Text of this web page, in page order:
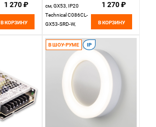
1 270 ₽
В КОРЗИНУ
см, GX53, IP20
Technical C086CL-
GX53-SRD-W,
1 270 ₽
В КОРЗИНУ
В ШОУ-РУМЕ IP